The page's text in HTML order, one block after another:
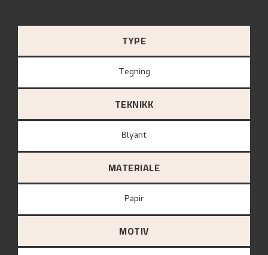
TYPE
Tegning
TEKNIKK
Blyant
MATERIALE
papir
MOTIV